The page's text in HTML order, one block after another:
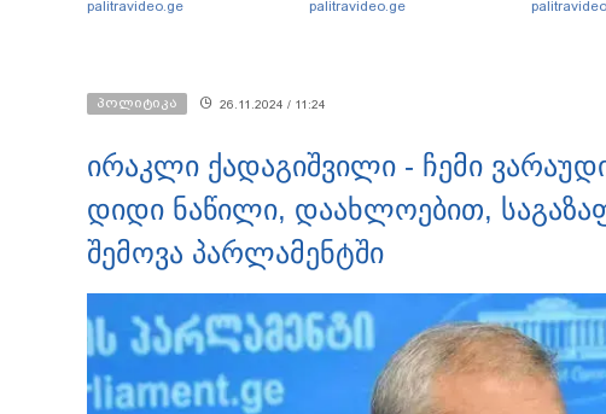
palitravideo.ge palitravideo.ge
პოლიტიკა 26.11.2024 / 11:24
ირაკლი ქადაგიშვილი - ჩემი
დიდი ნაწილი, დაახლოებით,
შემოვა პარლამენტში